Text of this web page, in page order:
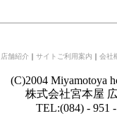
店舗紹介 サイトご利用案内 会社
(C)2004 Miyamotoya
株式会社宮本屋
TEL:(084) - 951